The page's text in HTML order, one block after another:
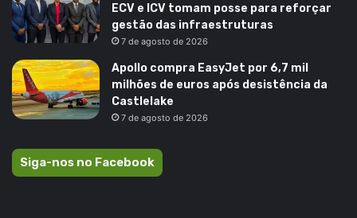
ECV e ICV tomam posse para reforçar
gestão das infraestruturas
7 de agosto de 2026
Apollo compra EasyJet por 6,7 mil
milhões de euros após desistência da
Castlelake
7 de agosto de 2026
Siga-nos no Facebook